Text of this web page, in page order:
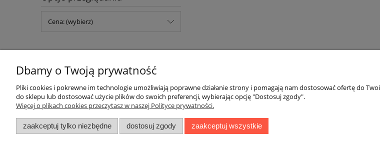
Cena: (wybierz)
Pomoc
Zwroty, reklamacje i wymiany
Moje konto
Twoje zamówienia
Dbamy o Twoją prywatność
Pliki cookies i pokrewne im technologie umożliwiają poprawne działanie strony i pomagają nam dostosować ofertę do
do sklepu lub dostosować użycie plików do swoich preferencji, wybierając opcję "Dostosuj zgody".
Więcej o plikach cookies przeczytasz w naszej Polityce prywatności.
zaakceptuj tylko niezbędne dostosuj zgody zaakceptuj wszystkie